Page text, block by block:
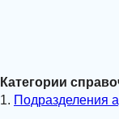
Категории
1. Подразделения